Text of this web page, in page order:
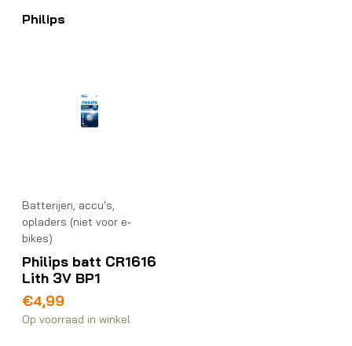
Philips
Batterijen, accu's,
opladers (niet voor e-
bikes)
Philips batt CR1616
Lith 3V BP1
€4,99
Op voorraad in winkel